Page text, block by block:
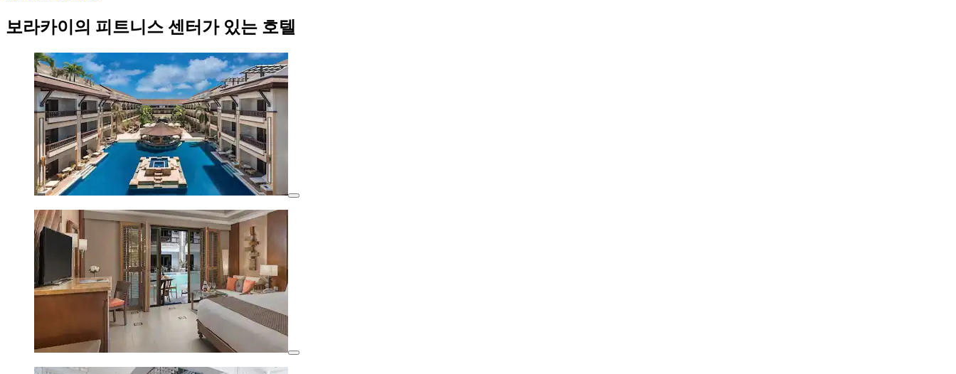
보라카이의 피트니스 센터가 있는 호텔